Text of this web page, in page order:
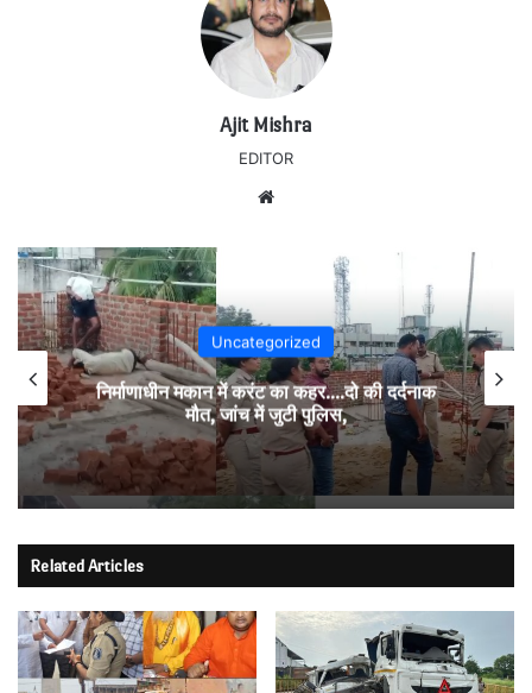
Ajit Mishra
EDITOR
Uncategorized
रतनपुर में भीषण सड़क हादसा..ब्रेकडाउन ट्रेलर से
पीछे आ रही दो ट्रेलरें टकराईं….. चालक कैबिन में
फंसा….. गंभीर हालत में अस्पताल रेफर…..
Related Articles